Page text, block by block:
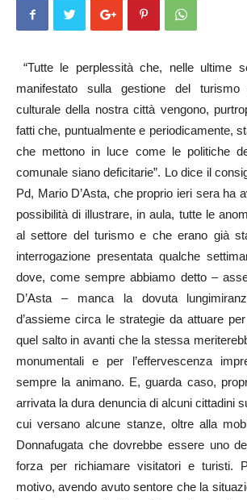
“Tutte le perplessità che, nelle ultime
manifestato sulla gestione del
culturale della nostra città vengono,
fatti che, puntualmente e periodicamente,
che mettono in luce come le politiche
comunale siano deficitarie”. Lo dice il
Pd, Mario D’Asta, che proprio ieri sera ha
possibilità di illustrare, in aula, tutte le
al settore del turismo e che erano già
interrogazione presentata qualche
dove, come sempre abbiamo detto –
D’Asta – manca la dovuta
d’assieme circa le strategie da attuare
quel salto in avanti che la stessa
monumentali e per l’effervescenza
sempre la animano. E, guarda caso,
arrivata la dura denuncia di alcuni cittadini
cui versano alcune stanze, oltre alla
Donnafugata che dovrebbe essere uno
forza per richiamare visitatori e turisti.
motivo, avendo avuto sentore che la